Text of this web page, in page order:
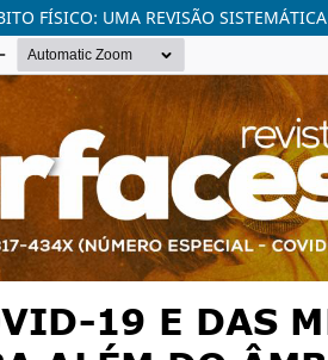
FÍSICO: UMA REVISÃO SISTEMÁTICA